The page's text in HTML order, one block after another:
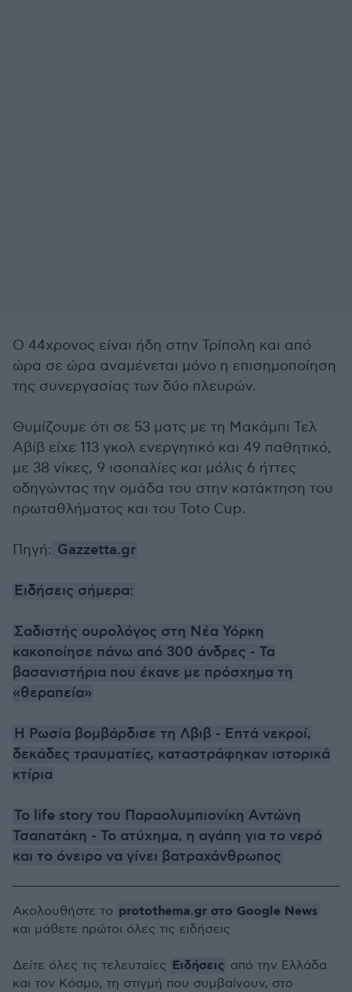
Ο 44χρονος είναι ήδη στην Τρίπολη και από
ώρα σε ώρα αναμένεται μόνο η επισημοποίηση
της συνεργασίας των δύο πλευρών.
Θυμίζουμε ότι σε 53 ματς με τη Μακάμπι Τελ
Αβίβ είχε 113 γκολ ενεργητικό και 49 παθητικό,
με 38 νίκες, 9 ισοπαλίες και μόλις 6 ήττες
οδηγώντας την ομάδα του στην κατάκτηση του
πρωταθλήματος και του Toto Cup.
Πηγή: Gazzetta.gr
Ειδήσεις σήμερα:
Σαδιστής ουρολόγος στη Νέα Υόρκη
κακοποίησε πάνω από 300 άνδρες - Τα
βασανιστήρια που έκανε με πρόσχημα τη
«θεραπεία»
Η Ρωσία βομβάρδισε τη Λβιβ - Επτά νεκροί,
δεκάδες τραυματίες, καταστράφηκαν ιστορικά
κτίρια
Το life story του Παραολυμπιονίκη Αντώνη
Τσαπατάκη - Το ατύχημα, η αγάπη για το νερό
και το όνειρο να γίνει βατραχάνθρωπος
Ακολουθήστε το protothema.gr στο Google News
και μάθετε πρώτοι όλες τις ειδήσεις
Δείτε όλες τις τελευταίες Ειδήσεις από την Ελλάδα
και τον Κόσμο, τη στιγμή που συμβαίνουν, στο